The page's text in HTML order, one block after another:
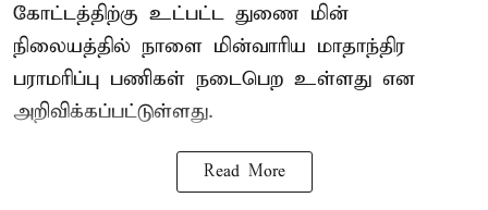
கோட்டத்திற்கு உட்பட்ட துணை மின்
நிலையத்தில் நாளை மின்வாரிய மாதாந்திர
பராமரிப்பு பணிகள் நடைபெற உள்ளது என
அறிவிக்கப்பட்டுள்ளது.
Read More